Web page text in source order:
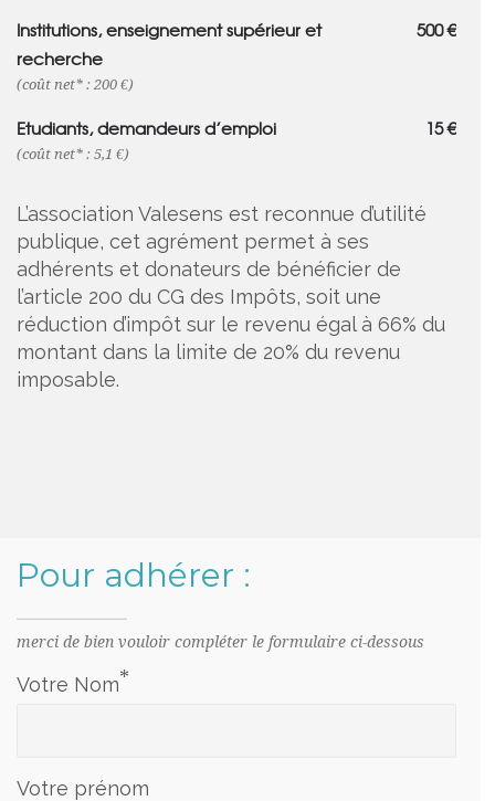
Institutions, enseignement supérieur et
recherche
500 €
(coût net* : 200 €)
Etudiants, demandeurs d’emploi 15 €
(coût net* : 5,1 €)
L’association Valesens est reconnue d’utilité
publique, cet agrément permet à ses
adhérents et donateurs de bénéficier de
l’article 200 du CG des Impôts, soit une
réduction d’impôt sur le revenu égal à 66% du
montant dans la limite de 20% du revenu
imposable.
Pour adhérer :
merci de bien vouloir compléter le formulaire ci-dessous
Votre Nom*
Votre prénom